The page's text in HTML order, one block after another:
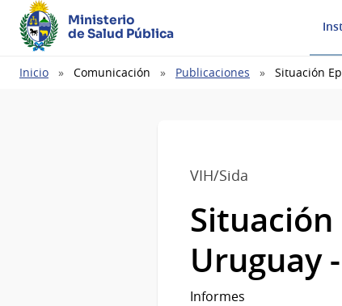
Ministerio
de Salud Pública
Ruta
Inicio Comunicación Publicaciones Situación
VIH/Sida
Uruguay
Informes